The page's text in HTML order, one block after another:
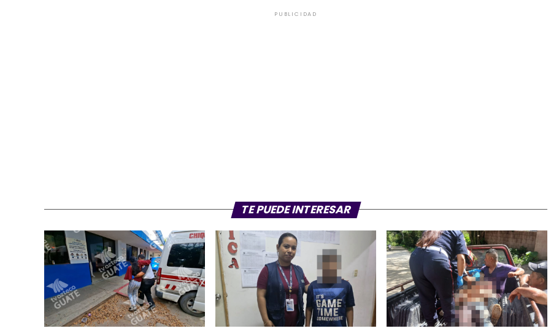
PUBLICIDAD
TE PUEDE INTERESAR